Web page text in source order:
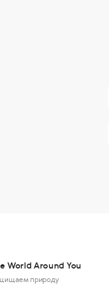
World Around You
природу